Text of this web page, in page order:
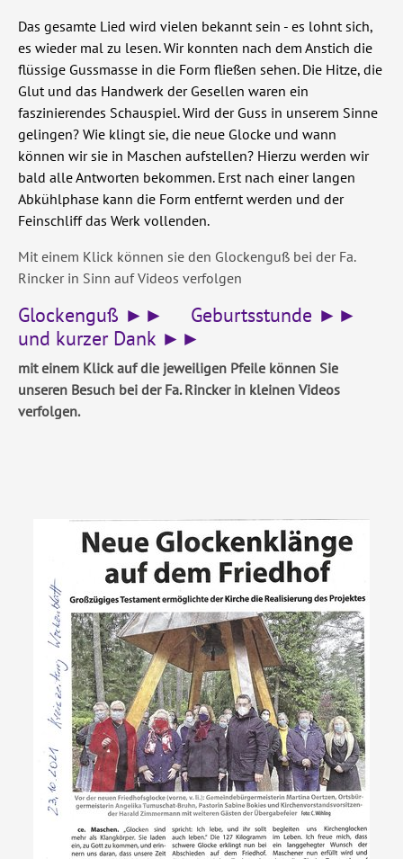
Das gesamte Lied wird vielen bekannt sein - es lohnt sich,
es wieder mal zu lesen. Wir konnten nach dem Anstich die
flüssige Gussmasse in die Form fließen sehen. Die Hitze, die
Glut und das Handwerk der Gesellen waren ein
faszinierendes Schauspiel. Wird der Guss in unserem Sinne
gelingen? Wie klingt sie, die neue Glocke und wann
können wir sie in Maschen aufstellen? Hierzu werden wir
bald alle Antworten bekommen. Erst nach einer langen
Abkühlphase kann die Form entfernt werden und der
Feinschliff das Werk vollenden.
Mit einem Klick können sie den Glockenguß bei der Fa.
Rincker in Sinn auf Videos verfolgen
Glockenguß ►►
Geburtsstunde ►►
und kurzer Dank ►►
mit einem Klick auf die jeweiligen Pfeile können Sie
unseren Besuch bei der Fa. Rincker in kleinen Videos
verfolgen.